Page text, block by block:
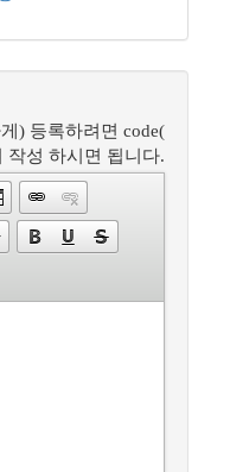
) 등록하려면 code(
작성 하시면 됩니다.